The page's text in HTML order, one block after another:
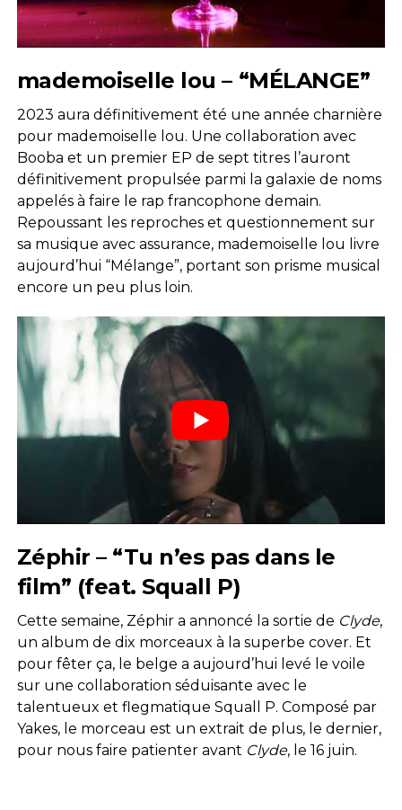
mademoiselle lou – “MÉLANGE”
2023 aura définitivement été une année charnière
pour mademoiselle lou. Une collaboration avec
Booba et un premier EP de sept titres l’auront
définitivement propulsée parmi la galaxie de noms
appelés à faire le rap francophone demain.
Repoussant les reproches et questionnement sur
sa musique avec assurance, mademoiselle lou livre
aujourd’hui “Mélange”, portant son prisme musical
encore un peu plus loin.
Zéphir – “Tu n’es pas dans le
film” (feat. Squall P)
Cette semaine, Zéphir a annoncé la sortie de Clyde,
un album de dix morceaux à la superbe cover. Et
pour fêter ça, le belge a aujourd’hui levé le voile
sur une collaboration séduisante avec le
talentueux et flegmatique Squall P. Composé par
Yakes, le morceau est un extrait de plus, le dernier,
pour nous faire patienter avant Clyde, le 16 juin.